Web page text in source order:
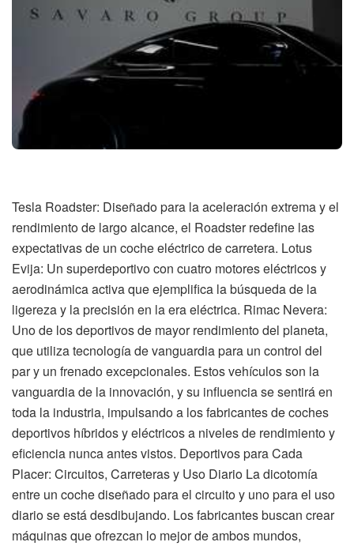
Tesla Roadster: Diseñado para la aceleración extrema y el
rendimiento de largo alcance, el Roadster redefine las
expectativas de un coche eléctrico de carretera. Lotus
Evija: Un superdeportivo con cuatro motores eléctricos y
aerodinámica activa que ejemplifica la búsqueda de la
ligereza y la precisión en la era eléctrica. Rimac Nevera:
Uno de los deportivos de mayor rendimiento del planeta,
que utiliza tecnología de vanguardia para un control del
par y un frenado excepcionales. Estos vehículos son la
vanguardia de la innovación, y su influencia se sentirá en
toda la industria, impulsando a los fabricantes de coches
deportivos híbridos y eléctricos a niveles de rendimiento y
eficiencia nunca antes vistos. Deportivos para Cada
Placer: Circuitos, Carreteras y Uso Diario La dicotomía
entre un coche diseñado para el circuito y uno para el uso
diario se está desdibujando. Los fabricantes buscan crear
máquinas que ofrezcan lo mejor de ambos mundos,